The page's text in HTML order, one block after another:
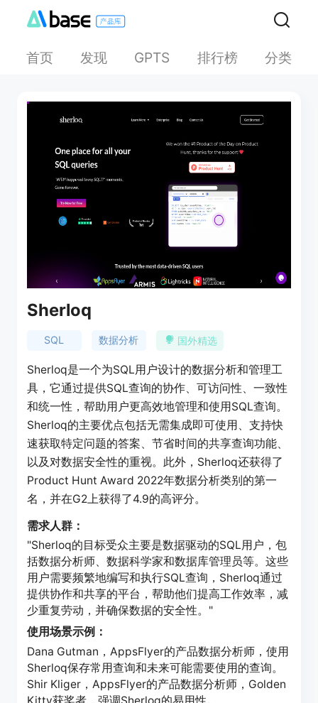
首页 发现 GPTS 排行榜 分类
Sherloq
SQL 数据分析 国外精选
Sherloq是一个为SQL用户设计的数据分析和管理工
具，它通过提供SQL查询的协作、可访问性、一致性
和统一性，帮助用户更高效地管理和使用SQL查询。
Sherloq的主要优点包括无需集成即可使用、支持快
速获取特定问题的答案、节省时间的共享查询功能、
以及对数据安全性的重视。此外，Sherloq还获得了
Product Hunt Award 2022年数据分析类别的第一
名，并在G2上获得了4.9的高评分。
需求人群：
"Sherloq的目标受众主要是数据驱动的SQL用户，包
括数据分析师、数据科学家和数据库管理员等。这些
用户需要频繁地编写和执行SQL查询，Sherloq通过
提供协作和共享的平台，帮助他们提高工作效率，减
少重复劳动，并确保数据的安全性。"
使用场景示例：
Dana Gutman，AppsFlyer的产品数据分析师，使用
Sherloq保存常用查询和未来可能需要使用的查询。
Shir Kliger，AppsFlyer的产品数据分析师，Golden
Kitty获奖者，强调Sherloq的易用性。